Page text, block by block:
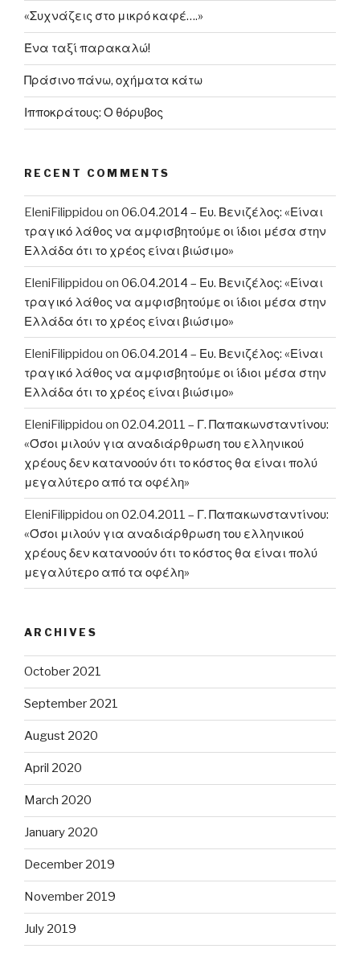
«Συχνάζεις στο μικρό καφέ….»
Ένα ταξί παρακαλώ!
Πράσινο πάνω, οχήματα κάτω
Ιπποκράτους: Ο θόρυβος
RECENT COMMENTS
EleniFilippidou on 06.04.2014 – Ευ. Βενιζέλος: «Είναι
τραγικό λάθος να αμφισβητούμε οι ίδιοι μέσα στην
Ελλάδα ότι το χρέος είναι βιώσιμο»
EleniFilippidou on 06.04.2014 – Ευ. Βενιζέλος: «Είναι
τραγικό λάθος να αμφισβητούμε οι ίδιοι μέσα στην
Ελλάδα ότι το χρέος είναι βιώσιμο»
EleniFilippidou on 06.04.2014 – Ευ. Βενιζέλος: «Είναι
τραγικό λάθος να αμφισβητούμε οι ίδιοι μέσα στην
Ελλάδα ότι το χρέος είναι βιώσιμο»
EleniFilippidou on 02.04.2011 – Γ. Παπακωνσταντίνου:
«Όσοι μιλούν για αναδιάρθρωση του ελληνικού
χρέους δεν κατανοούν ότι το κόστος θα είναι πολύ
μεγαλύτερο από τα οφέλη»
EleniFilippidou on 02.04.2011 – Γ. Παπακωνσταντίνου:
«Όσοι μιλούν για αναδιάρθρωση του ελληνικού
χρέους δεν κατανοούν ότι το κόστος θα είναι πολύ
μεγαλύτερο από τα οφέλη»
ARCHIVES
October 2021
September 2021
August 2020
April 2020
March 2020
January 2020
December 2019
November 2019
July 2019